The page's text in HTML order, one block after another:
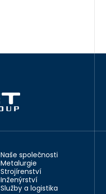
Naše společnosti
Metalurgie
Strojírenství
Inženýrství
Služby a logistika